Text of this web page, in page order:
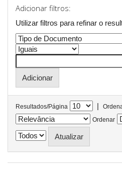
Adicionar filtros:
Utilizar filtros para refinar o
Resultados/Página |
Ordenar